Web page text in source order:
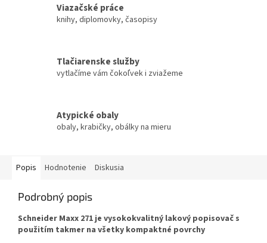
Viazačské práce
knihy, diplomovky, časopisy
Tlačiarenske služby
vytlačíme vám čokoľvek i zviažeme
Atypické obaly
obaly, krabičky, obálky na mieru
Popis Hodnotenie Diskusia
Podrobný popis
Schneider Maxx 271 je vysokokvalitný lakový popisovač s
použitím takmer na všetky kompaktné povrchy